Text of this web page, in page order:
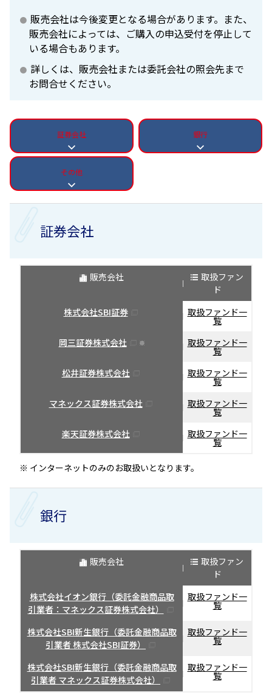
販売会社は今後変更となる場合があります。また、
販売会社によっては、ご購入の申込受付を停止して
いる場合もあります。
詳しくは、販売会社または委託会社の照会先まで
お問合せください。
証券会社 銀行
その他
証券会社
販売会社
取扱ファン
ド
株式会社SBI証券
取扱ファンド一
覧
岡三証券株式会社
※ 取扱ファンド一
覧
松井証券株式会社
取扱ファンド一
覧
マネックス証券株式会社
取扱ファンド一
覧
楽天証券株式会社
取扱ファンド一
覧
※ インターネットのみのお取扱いとなります。
銀行
販売会社
取扱ファン
ド
株式会社イオン銀行（委託金融商品取
引業者：マネックス証券株式会社）
取扱ファンド一
覧
株式会社SBI新生銀行（委託金融商品取
引業者 株式会社SBI証券）
取扱ファンド一
覧
株式会社SBI新生銀行（委託金融商品取
引業者 マネックス証券株式会社）
取扱ファンド一
覧